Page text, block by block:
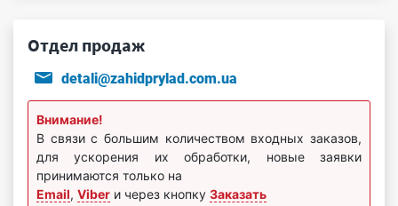
Отдел продаж
detali@zahidprylad.com.ua
Внимание!
В связи с большим количеством входных заказов,
для ускорения их обработки, новые заявки
принимаются только на
Email, Viber и через кнопку Заказать